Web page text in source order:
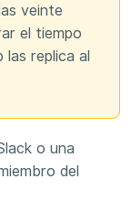
veinte
el tiempo
las replica al
o una
del